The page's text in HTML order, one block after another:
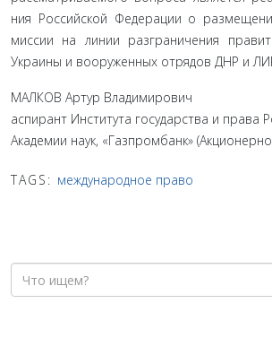
ния Российской Федерации о
миссии на линии разграничения
Украины и вооруженных отрядов ДНР и
МАЛКОВ Артур Владимирович
аспирант Института государства и права
Академии наук, «Газпромбанк»
TAGS: международное право